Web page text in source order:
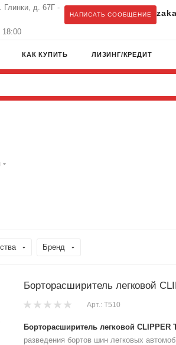
Глинки, д. 67Г -
НАПИСАТЬ СООБЩЕНИЕ
КАК КУПИТЬ ЛИЗИНГ/КРЕДИТ
Бренд
Борторасширитель легковой
Арт.: T510
Борторасширитель легковой CLIPPER
разведения бортов шин легковых